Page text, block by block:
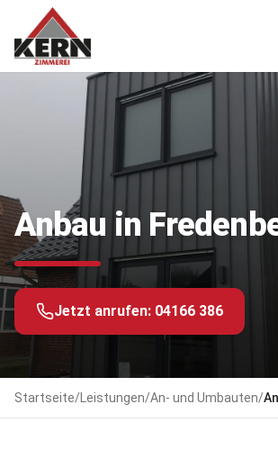
Anbau in
Jetzt anrufen: 04166 386
Startseite/ Leistungen/An- und Umbauten/